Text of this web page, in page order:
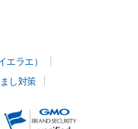
エラエ）
し対策